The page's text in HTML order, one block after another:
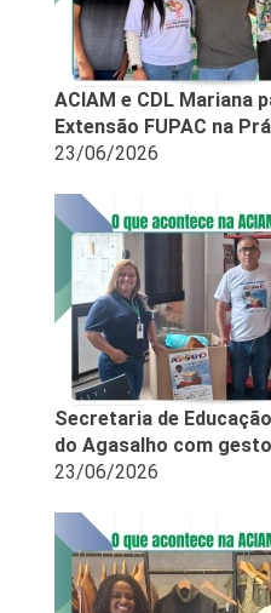
ACIAM e CDL Mariana
Extensão FUPAC na
23/06/2026
Secretaria de
do Agasalho com
23/06/2026